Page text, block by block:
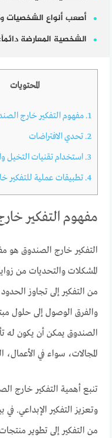
أصعب أنواع الشخصيات
الشخصية المعارضة
المحتويات
1. مفهوم التفكير خارج
2. تحدي الافتراضات
3. استخدام تقنيات التخيل
4. تطبيقات عملية للتفكير
مفهوم التفكير
التفكير خارج الصندوق هو
المشكلات والتحديات من
من التفكير إلى تجاوز الحدود
والفرق الوصول إلى حلول
الصندوق يمكن أن يكون له
المجالات، سواء في الأعمال،
تنبع أهمية التفكير خارج
وتعزيز التفكير الإبداعي.
من التفكير إلى تطوير